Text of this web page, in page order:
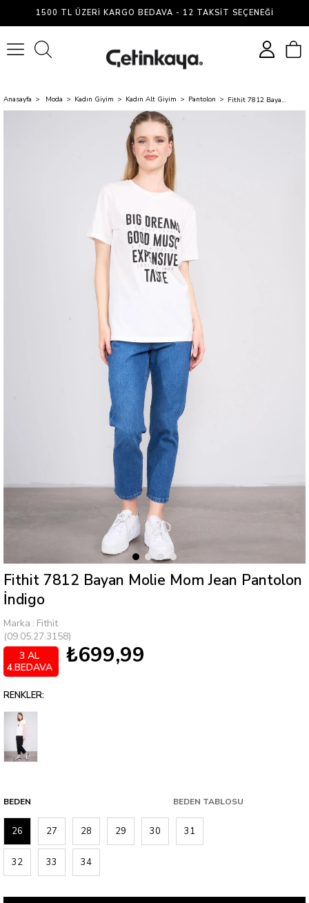
1500 TL ÜZERI KARGO BEDAVA - 12 TAKSIT SEÇENEĞI
Anasayfa Moda Kadın Giyim Kadın Alt Giyim Pantolon Fithit 7812 Bayan Molie Mom Jean Pantolon İndigo
Fithit 7812 Bayan Molie Mom Jean Pantolon
İndigo
Marka : Fithit
(09.05.27.3158)
₺699,99
3 AL
4.BEDAVA
RENKLER:
BEDEN BEDEN TABLOSU
26 27 28 29 30 31
32 33 34